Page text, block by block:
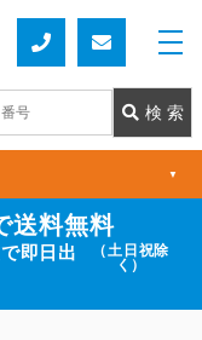
送料無料
即日出
（土日祝除
く）
▼